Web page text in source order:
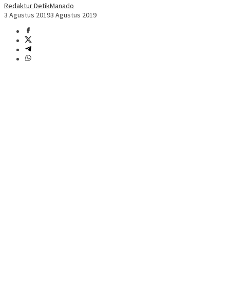
Redaktur DetikManado
3 Agustus 20193 Agustus 2019